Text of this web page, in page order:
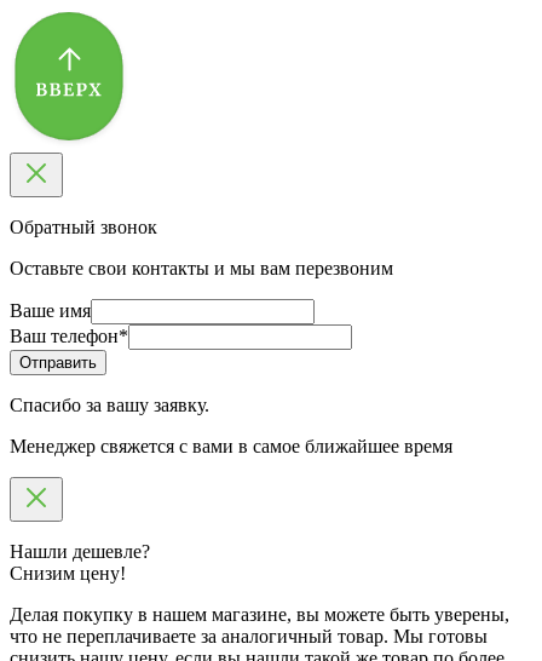
Обратный звонок
Оставьте свои контакты и мы вам перезвоним
Ваше имя
Ваш телефон*
Спасибо за вашу заявку.
Менеджер свяжется с вами в самое ближайшее время
Нашли дешевле?
Снизим цену!
Делая покупку в нашем магазине, вы можете быть уверены,
что не переплачиваете за аналогичный товар. Мы готовы